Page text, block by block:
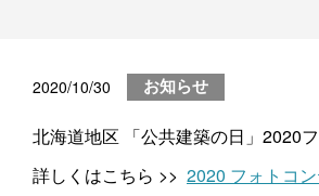
2020/10/30 お知らせ
北海道地区 「公共建築の日」2020
詳しくはこちら >> 2020 フォトコ